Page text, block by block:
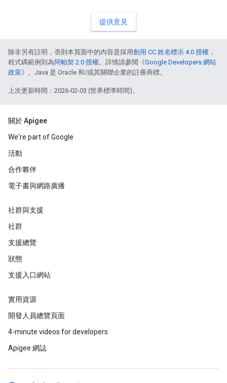
提供意見
除非另有註明，否則本頁面中的內容是採用創用 CC 姓名標示 4.0 授權 ，
程式碼範例則為阿帕契 2.0 授權。詳情請參閱《Google Developers 網站
政策》。Java 是 Oracle 和/或其關聯企業的註冊商標。
上次更新時間：2026-02-03 (世界標準時間)。
關於 Apigee
We're part of Google
活動
合作夥伴
電子書與網路廣播
社群與支援
社群
支援總覽
狀態
支援入口網站
實用資源
開發人員總覽頁面
4-minute videos for developers
Apigee 網誌